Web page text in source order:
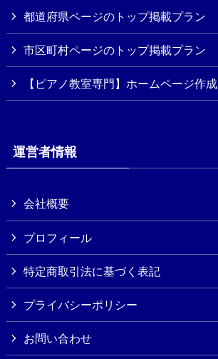
都道府県ページのトップ掲載プラン
市区町村ページのトップ掲載プラン
【ピアノ教室専門】ホームページ作成
運営者情報
会社概要
プロフィール
特定商取引法に基づく表記
プライバシーポリシー
お問い合わせ